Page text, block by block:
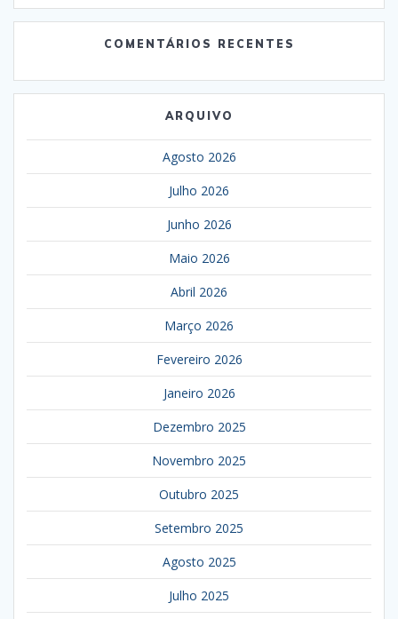
COMENTÁRIOS RECENTES
ARQUIVO
Agosto 2026
Julho 2026
Junho 2026
Maio 2026
Abril 2026
Março 2026
Fevereiro 2026
Janeiro 2026
Dezembro 2025
Novembro 2025
Outubro 2025
Setembro 2025
Agosto 2025
Julho 2025